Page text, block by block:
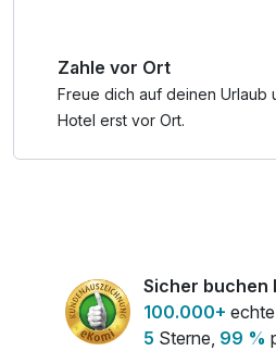
Zahle vor Ort
Freue dich auf deinen Urlaub
Hotel erst vor Ort.
Sicher buchen
100.000+
5 Sterne, 99 %